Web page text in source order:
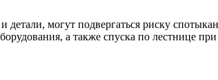
могут подвергаться риску
а также спуска по лестнице